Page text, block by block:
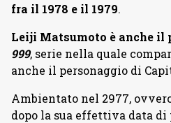
fra il 1978 e il 1979.
Leiji Matsumoto è anche il
999, serie nella quale
anche il personaggio di
Ambientato nel 2977,
dopo la sua effettiva data